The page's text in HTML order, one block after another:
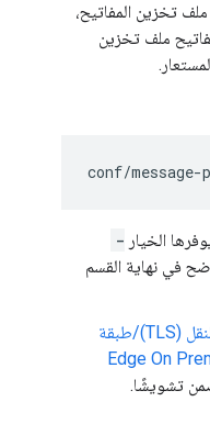
تخزين المفاتيح،
ملف تخزين
conf/
الخيار -
في نهاية القسم
تهيئة بروتوكول أمان طبقة النقل (TLS)/طبقة
تشويشًا.